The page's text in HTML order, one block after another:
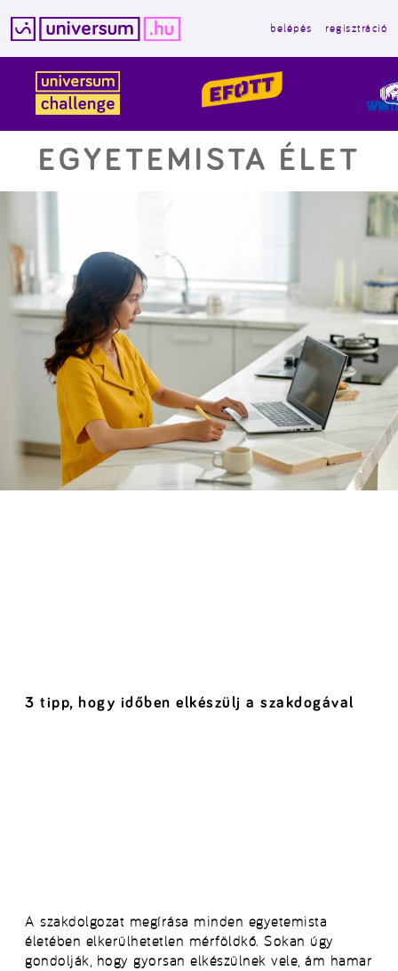
tartalomba
belépés regisztráció
EGYETEMISTA ÉLET
3 tipp, hogy időben elkészülj a szakdogával
A szakdolgozat megírása minden egyetemista
életében elkerülhetetlen mérföldkő. Sokan úgy
gondolják, hogy gyorsan elkészülnek vele, ám hamar